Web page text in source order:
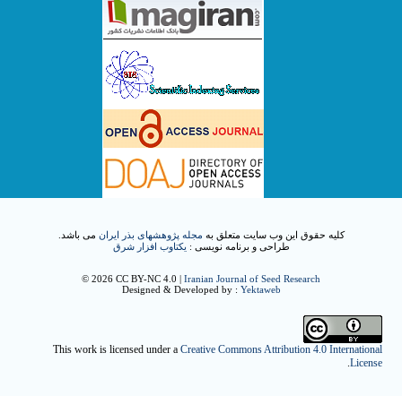
کلیه حقوق این وب سایت متعلق به مجله پژوهشهای بذر ایران می باشد.
طراحی و برنامه نویسی : یکتاوب افزار شرق
© 2026 CC BY-NC 4.0 |Iranian Journal of Seed Research
Designed & Developed by :Yektaweb
This work is licensed under aCreative Commons Attribution 4.0 International
License
.